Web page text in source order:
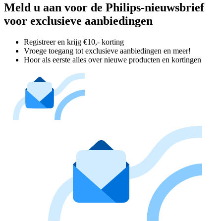
Meld u aan voor de Philips-nieuwsbrief
voor exclusieve aanbiedingen
Registreer en krijg €10,- korting
Vroege toegang tot exclusieve aanbiedingen en meer!
Hoor als eerste alles over nieuwe producten en kortingen